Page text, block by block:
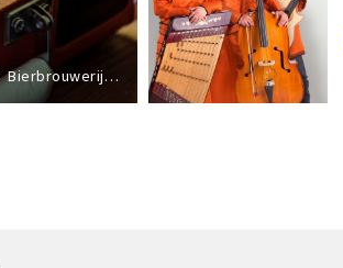
Bierbrouwerij De Dochter van de Korenaar